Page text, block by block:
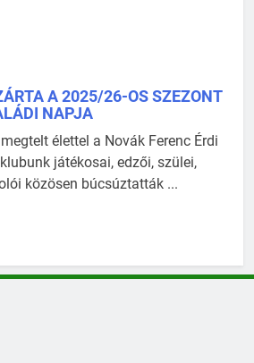
A 2025/26-OS SZEZONT
NAPJA
élettel a Novák Ferenc Érdi
játékosai, edzői, szülei,
közösen búcsúztatták ...